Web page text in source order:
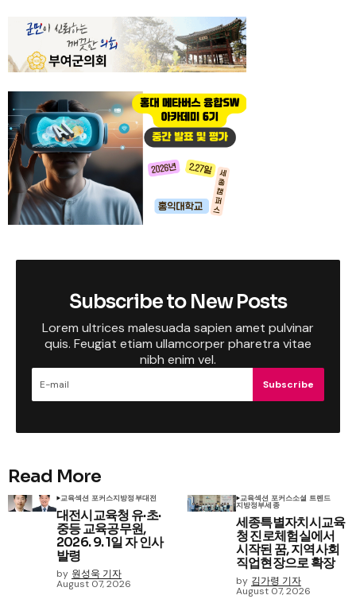
Subscribe to New Posts
Lorem ultrices malesuada sapien amet pulvinar
quis. Feugiat etiam ullamcorper pharetra vitae
nibh enim vel.
Subscribe
Read More
교육섹션 포커스지방정부대전
대전시교육청 유·초·
중등 교육공무원,
2026. 9. 1일 자 인사
발령
by 원성욱 기자
August 07, 2026
교육섹션 포커스소셜 트렌드
지방정부세종
세종특별자치시교육
청 진로체험실에서
시작된 꿈, 지역사회
직업현장으로 확장
by 김가령 기자
August 07, 2026